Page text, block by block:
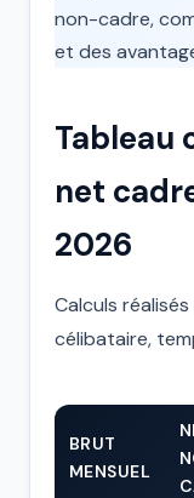
non-cadre,
et des
Tableau
net
2026
Calculs
célibataire,
BRUT
MENSUEL